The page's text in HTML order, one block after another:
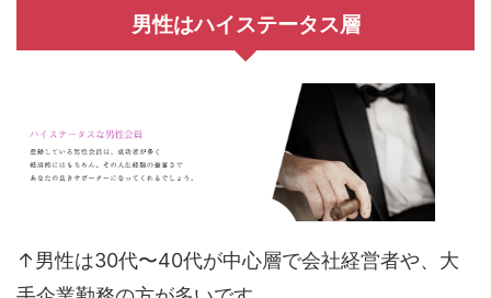
男性はハイステータス層
↑男性は30代〜40代が中心層で会社経営者や、大